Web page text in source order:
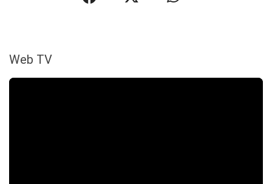
Web TV